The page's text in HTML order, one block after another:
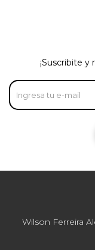
Wilson Ferreira
¡Suscribite y